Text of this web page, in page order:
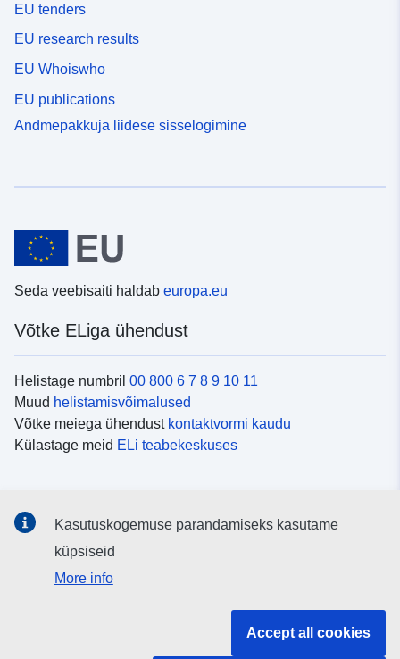
EU tenders
EU research results
EU Whoiswho
EU publications
Andmepakkuja liidese sisselogimine
Seda veebisaiti haldab europa.eu
Võtke ELiga ühendust
Helistage numbril 00 800 6 7 8 9 10 11
Muud helistamisvõimalused
Võtke meiega ühendust kontaktvormi kaudu
Külastage meid ELi teabekeskuses
Otsige ELi teavet
ELi institutsioonid ja asutused
Kasutuskogemuse parandamiseks kasutame
küpsiseid
More info
Accept all cookies